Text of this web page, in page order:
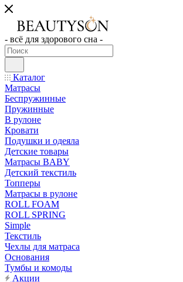
- всё для здорового сна -
Каталог
Матрасы
Беспружинные
Пружинные
В рулоне
Кровати
Подушки и одеяла
Детские товары
Матрасы BABY
Детский текстиль
Топперы
Матрасы в рулоне
ROLL FOAM
ROLL SPRING
Simple
Текстиль
Чехлы для матраса
Основания
Тумбы и комоды
Акции